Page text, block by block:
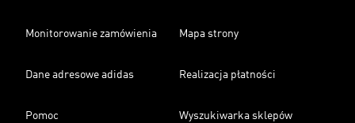
Monitorowanie zamówienia Mapa strony
Dane adresowe adidas Realizacja płatności
Pomoc Wyszukiwarka sklepów